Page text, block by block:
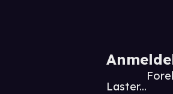
Laster...